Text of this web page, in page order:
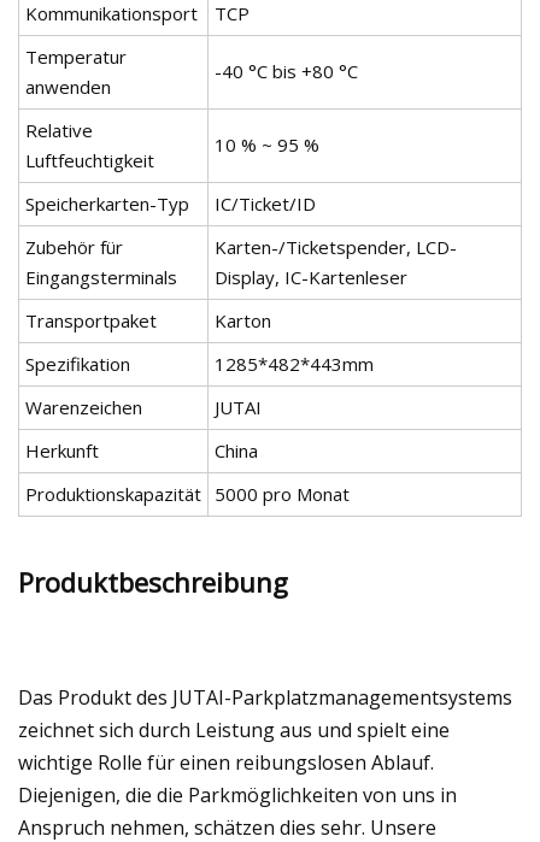
Kommunikationsport
TCP
Temperatur
anwenden
-40 °C bis +80 °C
Relative
Luftfeuchtigkeit
10 % ~ 95 %
Speicherkarten-Typ
IC/Ticket/ID
Zubehör für
Eingangsterminals
Karten-/Ticketspender, LCD-
Display, IC-Kartenleser
Transportpaket
Karton
Spezifikation
1285*482*443mm
Warenzeichen
JUTAI
Herkunft
China
Produktionskapazität 5000 pro Monat
Produktbeschreibung
Das Produkt des JUTAI-Parkplatzmanagementsystems
zeichnet sich durch Leistung aus und spielt eine
wichtige Rolle für einen reibungslosen Ablauf.
Diejenigen, die die Parkmöglichkeiten von uns in
Anspruch nehmen, schätzen dies sehr. Unsere